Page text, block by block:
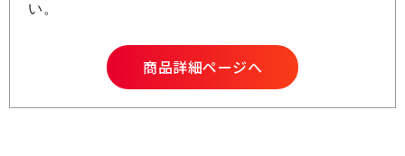
い。
商品詳細ページへ